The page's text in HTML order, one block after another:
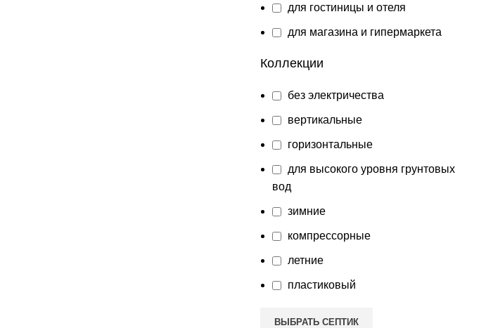
для гостиницы и отеля
для магазина и гипермаркета
Коллекции
без электричества
вертикальные
горизонтальные
для высокого уровня грунтовых
вод
зимние
компрессорные
летние
пластиковый
ВЫБРАТЬ СЕПТИК